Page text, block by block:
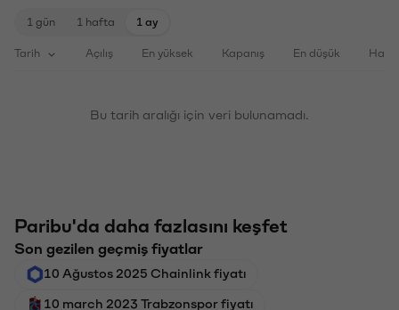
1 gün 1 hafta 1 ay
Tarih Açılış En yüksek Kapanış En düşük
Bu tarih aralığı için veri bulunamadı.
Paribu'da daha fazlasını keşfet
Son gezilen geçmiş fiyatlar
10 Ağustos 2025 Chainlink fiyatı
10 march 2023 Trabzonspor fiyatı